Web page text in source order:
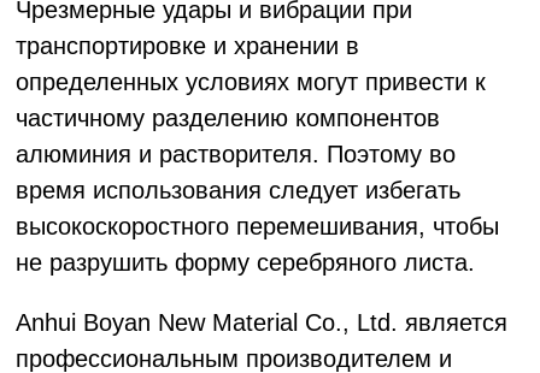
Чрезмерные удары и вибрации при
транспортировке и хранении в
определенных условиях могут привести к
частичному разделению компонентов
алюминия и растворителя. Поэтому во
время использования следует избегать
высокоскоростного перемешивания, чтобы
не разрушить форму серебряного листа.
Anhui Boyan New Material Co., Ltd. является
профессиональным производителем и